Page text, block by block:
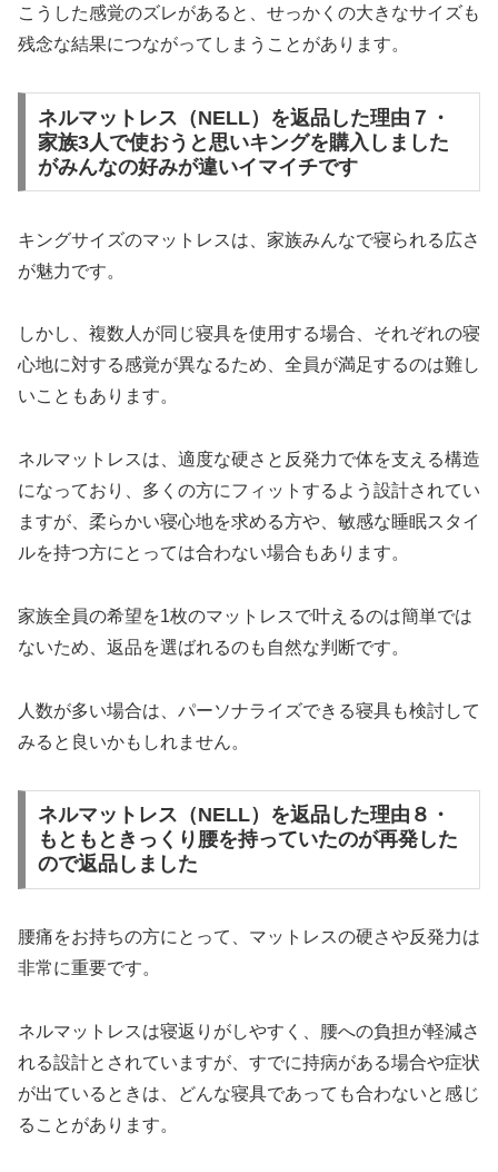
こうした感覚のズレがあると、せっかくの大きなサイズも
残念な結果につながってしまうことがあります。
ネルマットレス（NELL）を返品した理由７・
家族3人で使おうと思いキングを購入しました
がみんなの好みが違いイマイチです
キングサイズのマットレスは、家族みんなで寝られる広さ
が魅力です。
しかし、複数人が同じ寝具を使用する場合、それぞれの寝
心地に対する感覚が異なるため、全員が満足するのは難し
いこともあります。
ネルマットレスは、適度な硬さと反発力で体を支える構造
になっており、多くの方にフィットするよう設計されてい
ますが、柔らかい寝心地を求める方や、敏感な睡眠スタイ
ルを持つ方にとっては合わない場合もあります。
家族全員の希望を1枚のマットレスで叶えるのは簡単では
ないため、返品を選ばれるのも自然な判断です。
人数が多い場合は、パーソナライズできる寝具も検討して
みると良いかもしれません。
ネルマットレス（NELL）を返品した理由８・
もともときっくり腰を持っていたのが再発した
ので返品しました
腰痛をお持ちの方にとって、マットレスの硬さや反発力は
非常に重要です。
ネルマットレスは寝返りがしやすく、腰への負担が軽減さ
れる設計とされていますが、すでに持病がある場合や症状
が出ているときは、どんな寝具であっても合わないと感じ
ることがあります。